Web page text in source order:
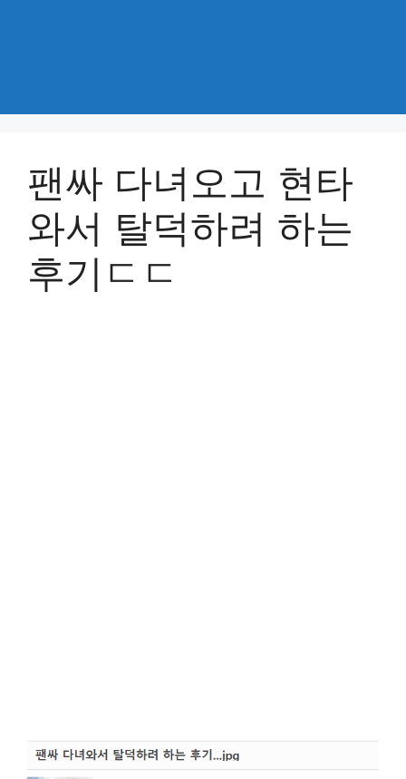
팬싸 다녀오고 현타
와서 탈덕하려 하는
후기ㄷㄷ